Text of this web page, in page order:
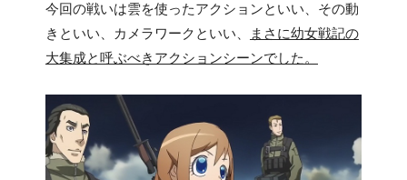
今回の戦いは雲を使ったアクションといい、その動
きといい、カメラワークといい、
まさに幼女戦記の
大集成と呼ぶべきアクションシーンでした。